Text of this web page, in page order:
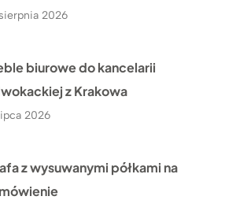
2026
biurowe do kancelarii
z Krakowa
2026
z wysuwanymi półkami na